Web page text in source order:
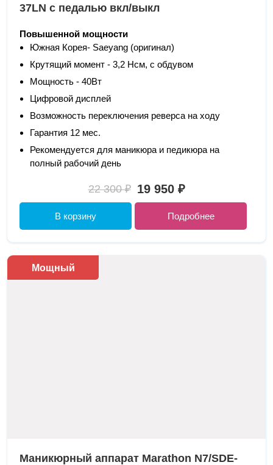
37LN с педалью вкл/выкл
Повышенной мощности
Южная Корея- Saeyang (оригинал)
Крутящий момент - 3,2 Нсм, с обдувом
Мощность - 40Вт
Цифровой дисплей
Возможность переключения реверса на ходу
Гарантия 12 мес.
Рекомендуется для маникюра и педикюра на
полный рабочий день
22 300 ₽ 19 950 ₽
В корзину Подробнее
Мощный
Маникюрный аппарат Marathon N7/SDE-